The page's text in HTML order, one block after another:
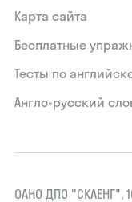
Карта сайта
Бесплатные
Тесты по
Англо-русский
ОАНО ДПО "СКАЕНГ",